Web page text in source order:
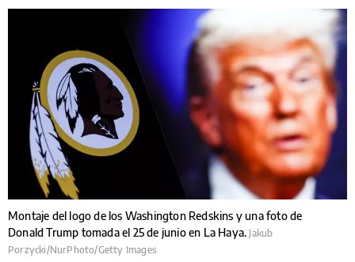
Montaje del logo de los Washington Redskins y una foto de
Donald Trump tomada el 25 de junio en La Haya. Jakub
Porzycki/NurPhoto/Getty Images